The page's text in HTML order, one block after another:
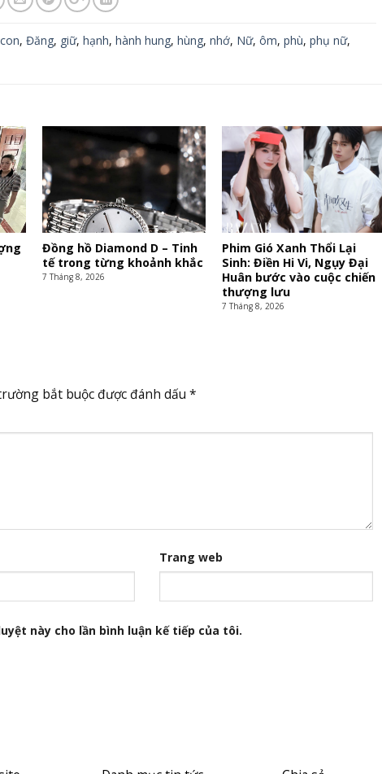
con, Đăng, giữ, hạnh, hành hung, hùng, nhớ, Nữ, ôm, phù, phụ nữ,
Đồng hồ Diamond D – Tinh
tế trong từng khoảnh khắc
7 Tháng 8, 2026
Phim Gió Xanh Thổi Lại
Sinh: Điền Hi Vi, Ngụy Đại
Huân bước vào cuộc chiến
thượng lưu
7 Tháng 8, 2026
bắt buộc được đánh dấu *
Trang web
này cho lần bình luận kế tiếp của tôi.